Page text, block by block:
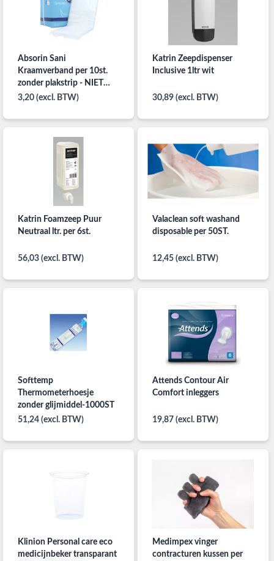
Absorin Sani
Kraamverband per 10st.
zonder plakstrip - NIET
MEER LEVERBAAR
3,20 (excl. BTW)
Katrin Zeepdispenser
Inclusive 1ltr wit
30,89 (excl. BTW)
Katrin Foamzeep Puur
Neutraal ltr. per 6st.
56,03 (excl. BTW)
Valaclean soft washand
disposable per 50ST.
12,45 (excl. BTW)
Softtemp
Thermometerhoesje
zonder glijmiddel-1000ST
51,24 (excl. BTW)
Attends Contour Air
Comfort inleggers
19,87 (excl. BTW)
Klinion Personal care eco
medicijnbeker transparant
Medimpex vinger
contracturen kussen per